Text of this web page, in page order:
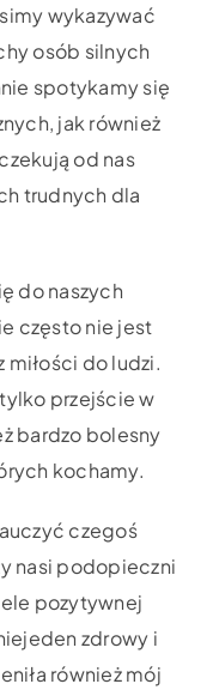
wykazywać
osób silnych
spotykamy się
jak również
od nas
trudnych dla
do naszych
często nie jest
miłości do ludzi.
przejście w
bardzo bolesny
kochamy.
czegoś
nasi podopieczni
pozytywnej
zdrowy i
również mój